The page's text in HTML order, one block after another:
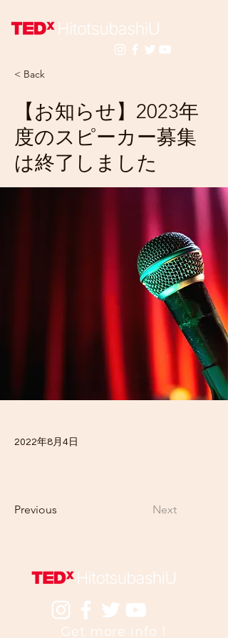
< Back
【お知らせ】2023年
度のスピーカー募集
は終了しました
2022年8月4日
Previous Next
​Get more info！